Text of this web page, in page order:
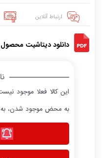
ارتباط آنلاین
دانلود دیتاشیت محصول
این کالا فعلا موجود
به محض موجود شدن، به